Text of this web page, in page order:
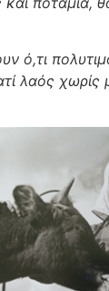
ό,τι
λαός χωρίς